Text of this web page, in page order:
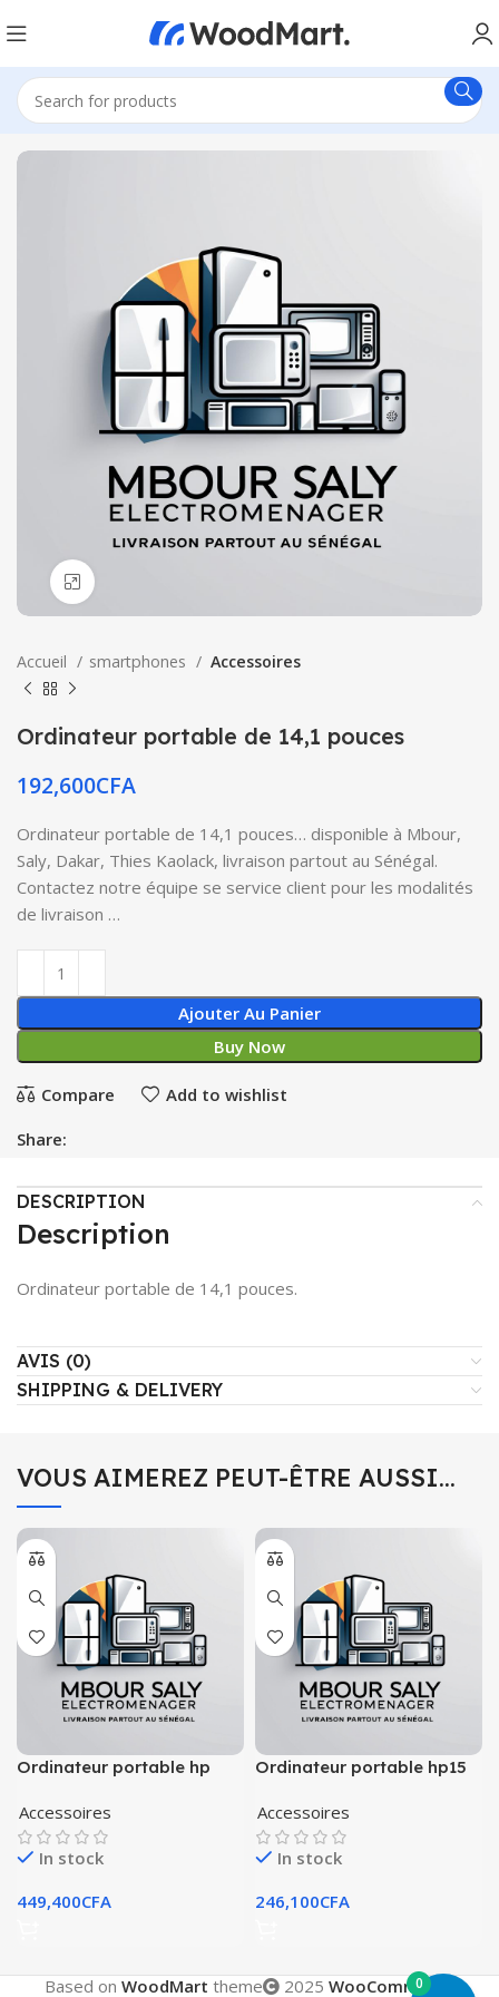
Accueil smartphones Accessoires
Ordinateur portable de 14,1 pouces
192,600CFA
Ordinateur portable de 14,1 pouces… disponible à Mbour,
Saly, Dakar, Thies Kaolack, livraison partout au Sénégal.
Contactez notre équipe se service client pour les modalités
de livraison …
Ajouter Au Panier
Buy Now
Compare Add to wishlist
Share:
DESCRIPTION
Description
Ordinateur portable de 14,1 pouces.
AVIS (0)
SHIPPING & DELIVERY
VOUS AIMEREZ PEUT-ÊTRE AUSSI…
Ordinateur portable hp
Accessoires
In stock
449,400CFA
Ordinateur portable hp15
Accessoires
In stock
246,100CFA
Based on WoodMart theme 2025 WooCommerce
0